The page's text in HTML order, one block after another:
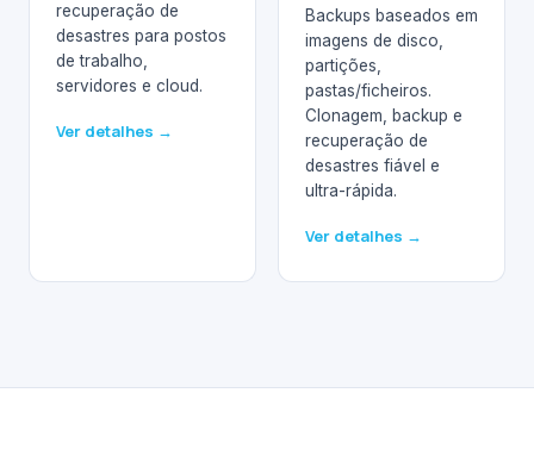
recuperação de
desastres para postos
de trabalho,
servidores e cloud.
Ver detalhes →
Backups baseados em
imagens de disco,
partições,
pastas/ficheiros.
Clonagem, backup e
recuperação de
desastres fiável e
ultra-rápida.
Ver detalhes →